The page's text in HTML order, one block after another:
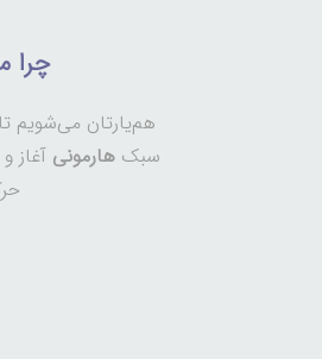
چرا
هم‌یارتان می‌شویم
سبک هارمونی آغاز